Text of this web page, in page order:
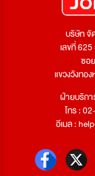
บริษัท จั
เลขที่
ซอ
แขวงวังทอ
ฝ่ายบริก
โทร :
อีเมล :